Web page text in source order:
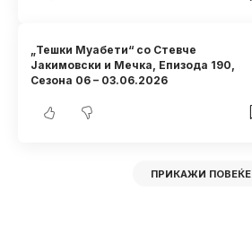
„Тешки Муабети“ со Стевче
Јакимовски и Мечка, Eпизода 190,
Сезона 06 – 03.06.2026
ПРИКАЖИ ПОВЕЌЕ